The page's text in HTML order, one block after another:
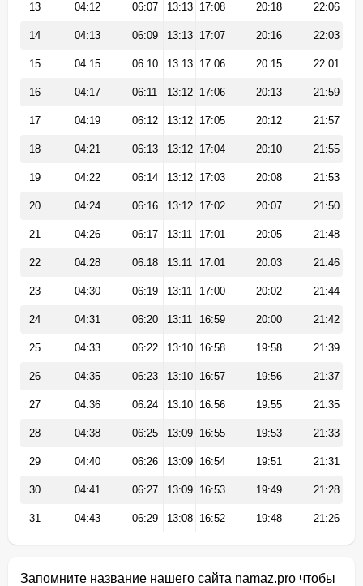
13 04:12 06:07 13:13 17:08 20:18 22:06
14 04:13 06:09 13:13 17:07 20:16 22:03
15 04:15 06:10 13:13 17:06 20:15 22:01
16 04:17 06:11 13:12 17:06 20:13 21:59
17 04:19 06:12 13:12 17:05 20:12 21:57
18 04:21 06:13 13:12 17:04 20:10 21:55
19 04:22 06:14 13:12 17:03 20:08 21:53
20 04:24 06:16 13:12 17:02 20:07 21:50
21 04:26 06:17 13:11 17:01 20:05 21:48
22 04:28 06:18 13:11 17:01 20:03 21:46
23 04:30 06:19 13:11 17:00 20:02 21:44
24 04:31 06:20 13:11 16:59 20:00 21:42
25 04:33 06:22 13:10 16:58 19:58 21:39
26 04:35 06:23 13:10 16:57 19:56 21:37
27 04:36 06:24 13:10 16:56 19:55 21:35
28 04:38 06:25 13:09 16:55 19:53 21:33
29 04:40 06:26 13:09 16:54 19:51 21:31
30 04:41 06:27 13:09 16:53 19:49 21:28
31 04:43 06:29 13:08 16:52 19:48 21:26
Запомните название нашего сайта namaz.pro чтобы